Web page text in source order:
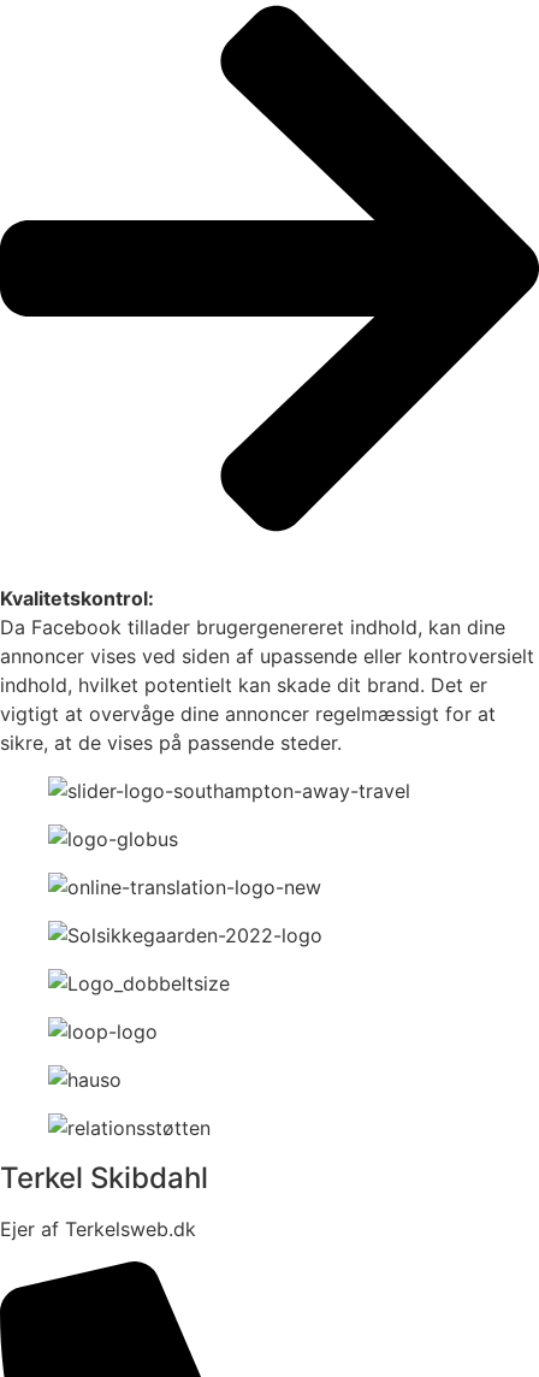
Kvalitetskontrol:
Da Facebook tillader brugergenereret indhold, kan dine
annoncer vises ved siden af upassende eller kontroversielt
indhold, hvilket potentielt kan skade dit brand. Det er
vigtigt at overvåge dine annoncer regelmæssigt for at
sikre, at de vises på passende steder.
Terkel Skibdahl
Ejer af Terkelsweb.dk